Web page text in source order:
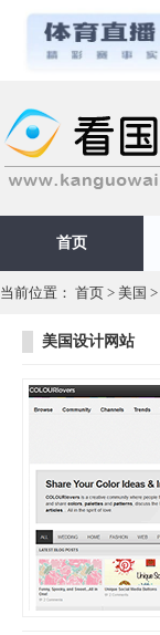
首页
当前位置： 首页 > 美国 >
美国设计网站